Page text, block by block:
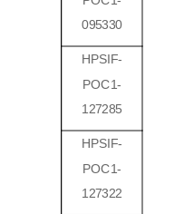
095330
HPSIF-
POC1-
127285
HPSIF-
POC1-
127322